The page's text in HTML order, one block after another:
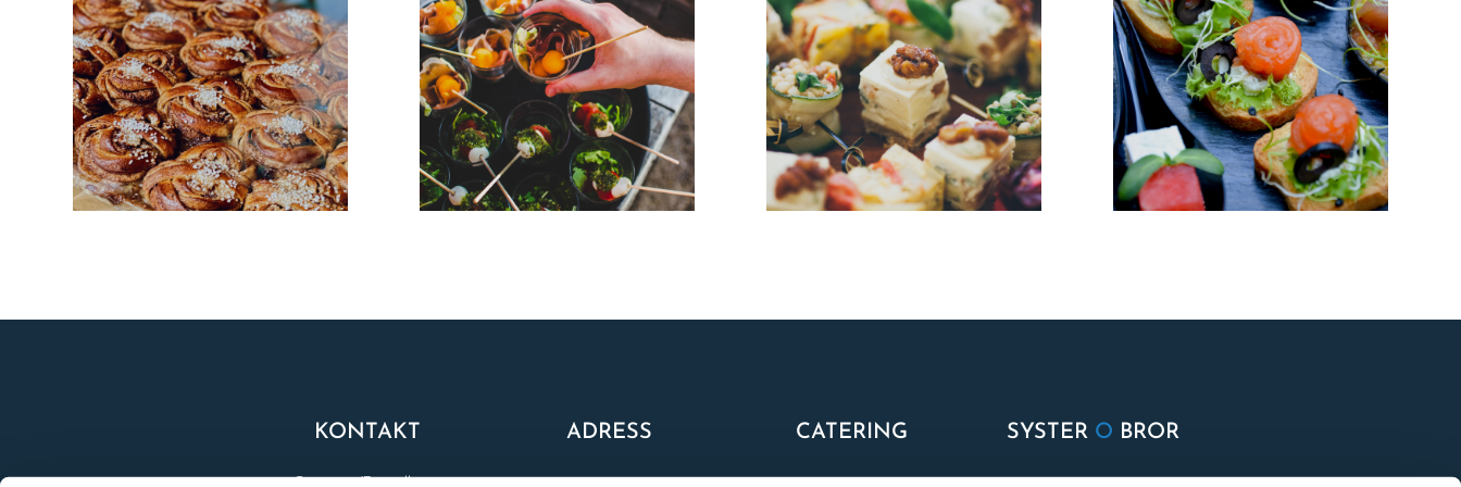
KONTAKT
Catering/Beställning
ADRESS CATERING SYSTER O BROR